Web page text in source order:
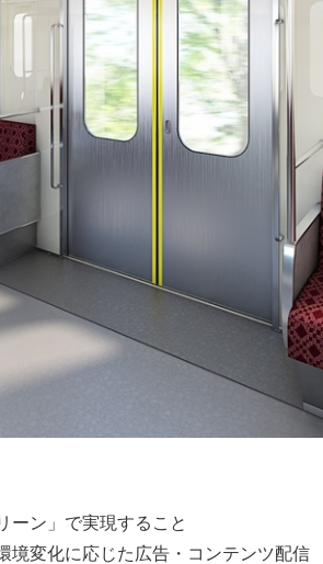
ーン」で実現すること
環境変化に応じた広告・コンテンツ